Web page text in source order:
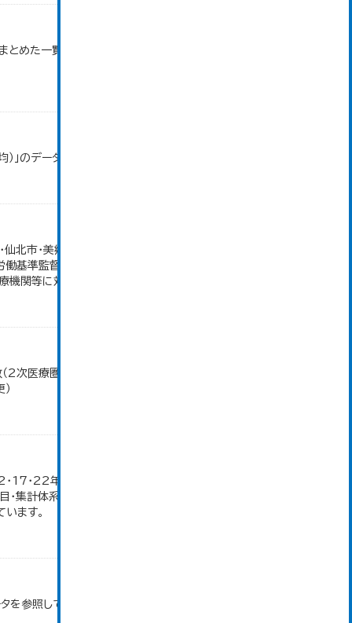
めた一覧です。 令和６年１月１日調査時点での
のデータを参照しています。
北市・美郷町）の合計。 保険給付件数のその他欄
基準監督署が支給決定した分のみ。 平成21年
機関等に対する診療費給付、...
2次医療圏別)」のデータを参照しています。 数値
17・22年の農業就業人口データが販売農家のみ
集計体系が変更となったため、数値なし。 大仙
ます。
を参照しています。